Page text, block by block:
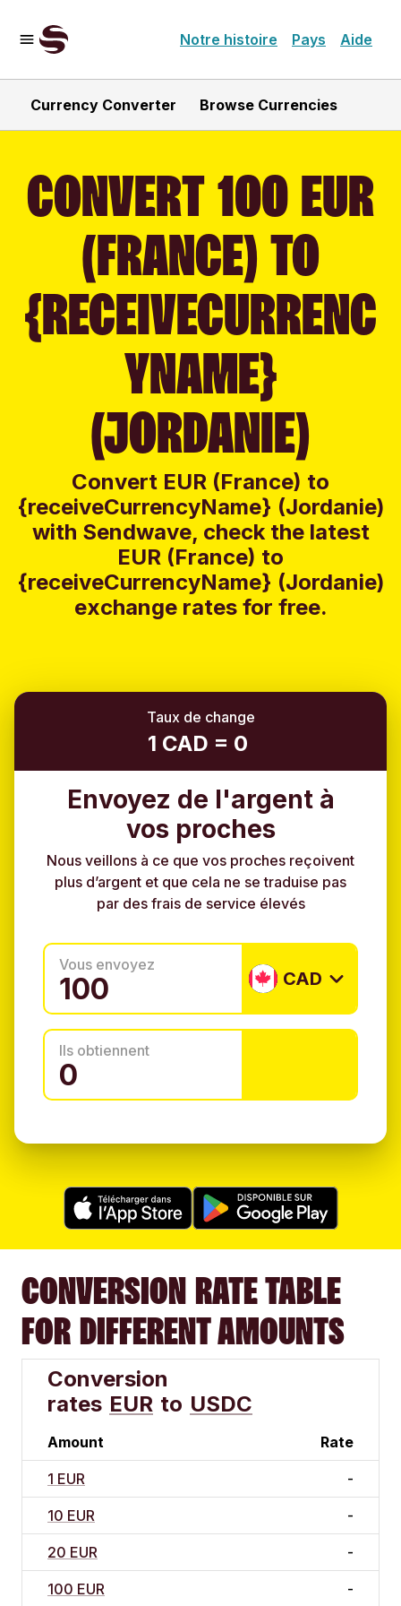
Notre histoire Pays Aide
Currency Converter Browse Currencies
CONVERT 100 EUR
(FRANCE) TO
{RECEIVECURRENC
YNAME}
(JORDANIE)
Convert EUR (France) to
{receiveCurrencyName} (Jordanie)
with Sendwave, check the latest
EUR (France) to
{receiveCurrencyName} (Jordanie)
exchange rates for free.
Taux de change
1 CAD = 0
Envoyez de l'argent à
vos proches
Nous veillons à ce que vos proches reçoivent
plus d’argent et que cela ne se traduise pas
par des frais de service élevés
Vous envoyez
CAD
Ils obtiennent
CONVERSION RATE TABLE
FOR DIFFERENT AMOUNTS
Conversion
rates EUR to USDC
Amount Rate
1 EUR -
10 EUR -
20 EUR -
100 EUR -